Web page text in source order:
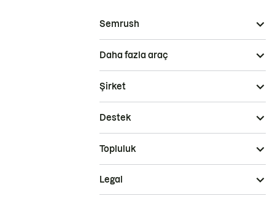
Semrush
Daha fazla araç
Şirket
Destek
Topluluk
Legal